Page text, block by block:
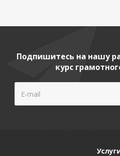
Подпишитесь на нашу
курс